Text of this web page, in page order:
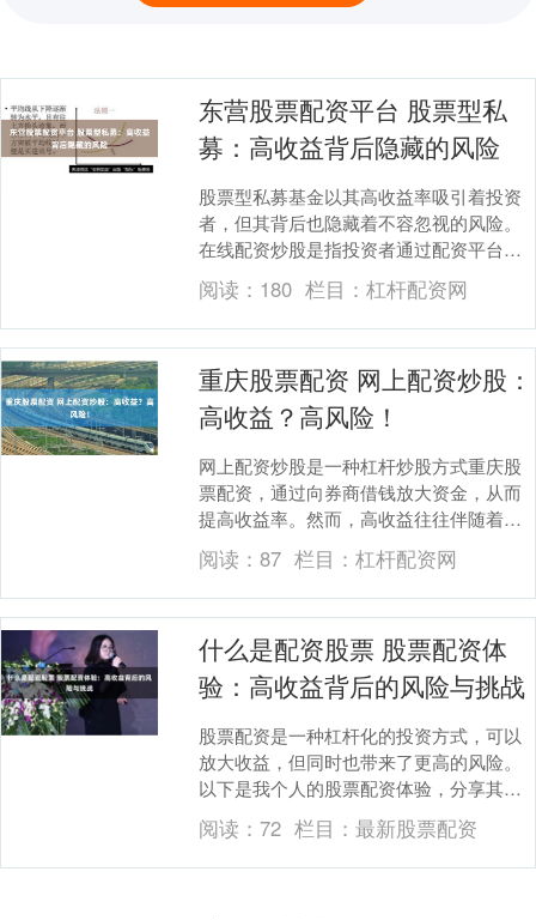
东营股票配资平台 股票型私
募：高收益背后隐藏的风险
股票型私募基金以其高收益率吸引着投资
者，但其背后也隐藏着不容忽视的风险。
在线配资炒股是指投资者通过配资平台向
券商借用资金进行股票交易。配资平台会
根据投资者的信....
阅读： 180 栏目： 杠杆配资网
重庆股票配资 网上配资炒股：
高收益？高风险！
网上配资炒股是一种杠杆炒股方式重庆股
票配资，通过向券商借钱放大资金，从而
提高收益率。然而，高收益往往伴随着高
风险。 随着股票配资行业的快速发展，监
管部门也加大了....
阅读：87 栏目： 杠杆配资网
什么是配资股票 股票配资体
验：高收益背后的风险与挑战
股票配资是一种杠杆化的投资方式，可以
放大收益，但同时也带来了更高的风险。
以下是我个人的股票配资体验，分享其背
后的风险与挑战： 政府积极鼓励股票配资
行业发展，出台....
阅读：72 栏目： 最新股票配资